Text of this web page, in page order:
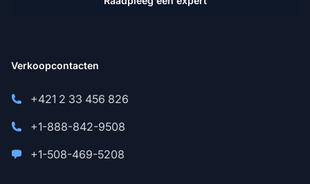
Verkoopcontacten
+421 2 33 456 826
+1-888-842-9508
+1-508-469-5208